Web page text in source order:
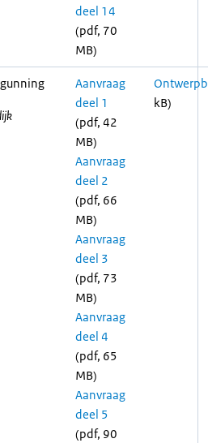
deel 14
(pdf, 70
MB)
Aanvraag
deel 1
(pdf, 42
MB)
Aanvraag
deel 2
(pdf, 66
MB)
Aanvraag
deel 3
(pdf, 73
MB)
Aanvraag
deel 4
(pdf, 65
MB)
Aanvraag
deel 5
(pdf, 90
kB)